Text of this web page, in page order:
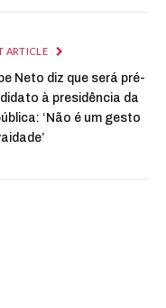
ARTICLE
Neto diz que será pré-
à presidência da
‘Não é um gesto